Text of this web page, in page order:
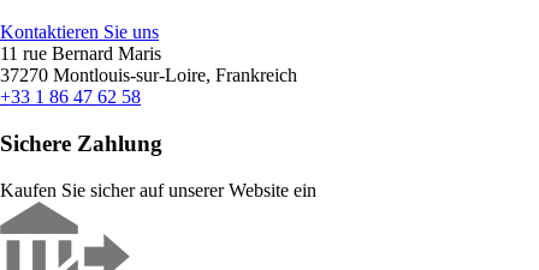
Kontaktieren Sie uns
11 rue Bernard Maris
37270 Montlouis-sur-Loire, Frankreich
+33 1 86 47 62 58
Sichere Zahlung
Kaufen Sie sicher auf unserer Website ein